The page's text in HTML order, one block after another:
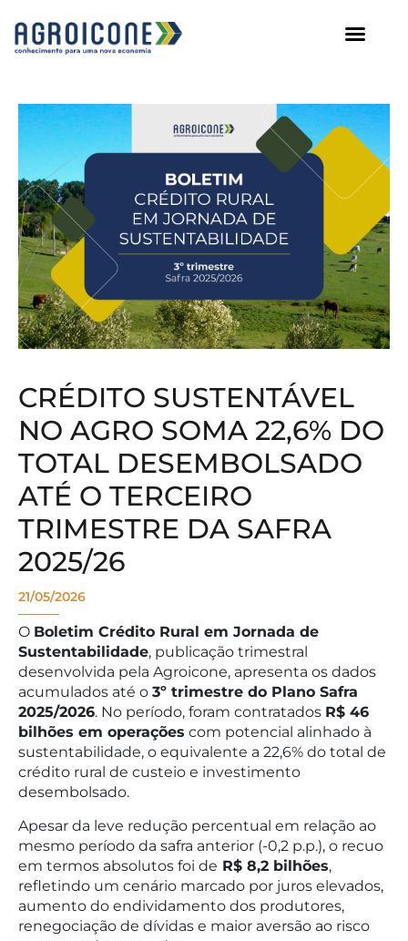
CRÉDITO SUSTENTÁVEL
NO AGRO SOMA 22,6% DO
TOTAL DESEMBOLSADO
ATÉ O TERCEIRO
TRIMESTRE DA SAFRA
2025/26
21/05/2026
O Boletim Crédito Rural em Jornada de
Sustentabilidade, publicação trimestral
desenvolvida pela Agroicone, apresenta os dados
acumulados até o 3º trimestre do Plano Safra
2025/2026. No período, foram contratados R$ 46
bilhões em operações com potencial alinhado à
sustentabilidade, o equivalente a 22,6% do total de
crédito rural de custeio e investimento
desembolsado.
Apesar da leve redução percentual em relação ao
mesmo período da safra anterior (-0,2 p.p.), o recuo
em termos absolutos foi de R$ 8,2 bilhões,
refletindo um cenário marcado por juros elevados,
aumento do endividamento dos produtores,
renegociação de dívidas e maior aversão ao risco